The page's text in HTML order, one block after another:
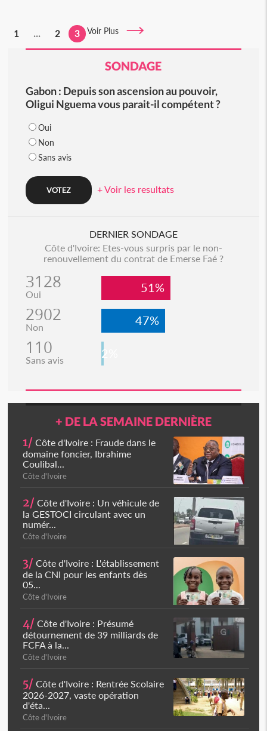
1 ... 2 3 Voir Plus
SONDAGE
Gabon : Depuis son ascension au pouvoir,
Oligui Nguema vous parait-il compétent ?
Oui
Non
Sans avis
+ Voir les resultats
DERNIER SONDAGE
Côte d'Ivoire: Etes-vous surpris par le non-
renouvellement du contrat de Emerse Faé ?
3128
Oui 51%
2902
Non 47%
110
Sans avis 2%
+ DE LA SEMAINE DERNIÈRE
1/ Côte d'Ivoire : Fraude dans le
domaine foncier, Ibrahime
Coulibal...
Côte d'Ivoire
2/ Côte d'Ivoire : Un véhicule de
la GESTOCI circulant avec un
numér...
Côte d'Ivoire
3/ Côte d'Ivoire : L'établissement
de la CNI pour les enfants dès
05...
Côte d'Ivoire
4/ Côte d'Ivoire : Présumé
détournement de 39 milliards de
FCFA à la...
Côte d'Ivoire
5/ Côte d'Ivoire : Rentrée Scolaire
2026-2027, vaste opération
d'éta...
Côte d'Ivoire